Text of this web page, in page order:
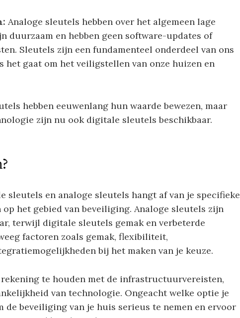
Analoge sleutels hebben over het algemeen lage
duurzaam en hebben geen software-updates of
Sleutels zijn een fundamenteel onderdeel van ons
het gaat om het veiligstellen van onze huizen en
hebben eeuwenlang hun waarde bewezen, maar
zijn nu ook digitale sleutels beschikbaar.
sleutels en analoge sleutels hangt af van je specifieke
het gebied van beveiliging. Analoge sleutels zijn
terwijl digitale sleutels gemak en verbeterde
factoren zoals gemak, flexibiliteit,
bij het maken van je keuze.
te houden met de infrastructuurvereisten,
van technologie. Ongeacht welke optie je
de beveiliging van je huis serieus te nemen en ervoor